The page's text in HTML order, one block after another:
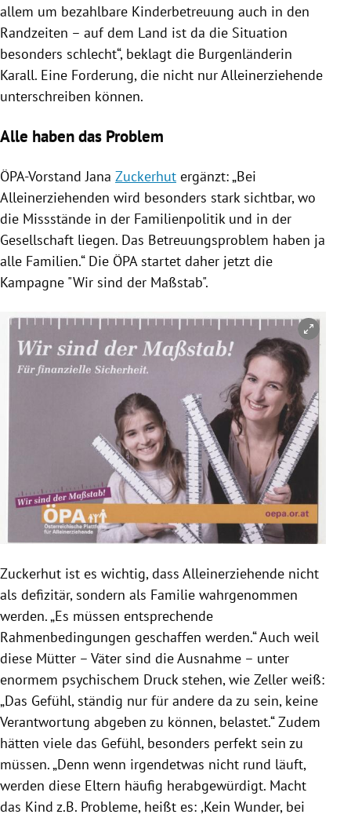
allem um bezahlbare Kinderbetreuung auch in den
Randzeiten – auf dem Land ist da die Situation
besonders schlecht“, beklagt die Burgenländerin
Karall. Eine Forderung, die nicht nur Alleinerziehende
unterschreiben können.
Alle haben das Problem
ÖPA-Vorstand Jana Zuckerhut ergänzt: „Bei
Alleinerziehenden wird besonders stark sichtbar, wo
die Missstände in der Familienpolitik und in der
Gesellschaft liegen. Das Betreuungsproblem haben ja
alle Familien.“ Die ÖPA startet daher jetzt die
Kampagne "Wir sind der Maßstab".
Zuckerhut ist es wichtig, dass Alleinerziehende nicht
als defizitär, sondern als Familie wahrgenommen
werden. „Es müssen entsprechende
Rahmenbedingungen geschaffen werden.“ Auch weil
diese Mütter – Väter sind die Ausnahme – unter
enormem psychischem Druck stehen, wie Zeller weiß:
„Das Gefühl, ständig nur für andere da zu sein, keine
Verantwortung abgeben zu können, belastet.“ Zudem
hätten viele das Gefühl, besonders perfekt sein zu
müssen. „Denn wenn irgendetwas nicht rund läuft,
werden diese Eltern häufig herabgewürdigt. Macht
das Kind z.B. Probleme, heißt es: ,Kein Wunder, bei